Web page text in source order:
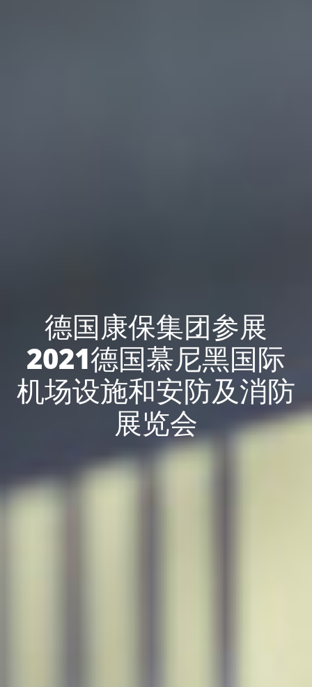
德国康保集团参展
2021德国慕尼黑国际
机场设施和安防及消防
展览会